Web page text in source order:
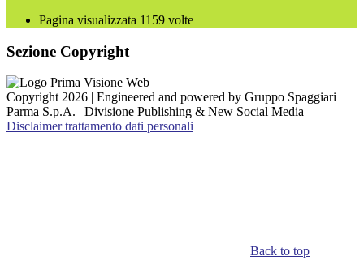
Pagina visualizzata 1159 volte
Sezione Copyright
Copyright 2026 | Engineered and powered by Gruppo Spaggiari
Parma S.p.A. | Divisione Publishing & New Social Media
Disclaimer trattamento dati personali
Back to top